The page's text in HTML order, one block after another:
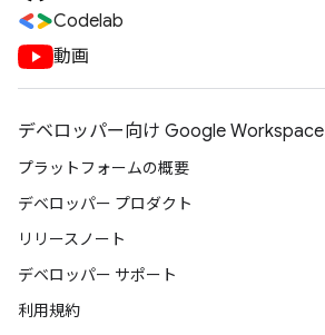
Codelab
動画
デベロッパー向け Google Workspace
プラットフォームの概要
デベロッパー プロダクト
リリースノート
デベロッパー サポート
利用規約